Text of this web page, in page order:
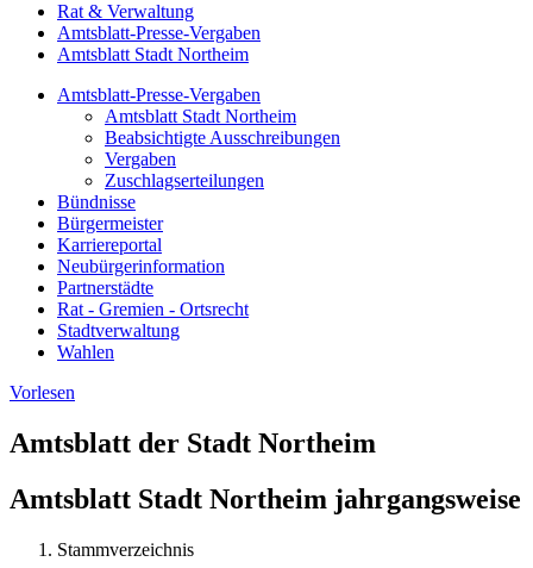
Rat & Verwaltung
Amtsblatt-Presse-Vergaben
Amtsblatt Stadt Northeim
Amtsblatt-Presse-Vergaben
Amtsblatt Stadt Northeim
Beabsichtigte Ausschreibungen
Vergaben
Zuschlagserteilungen
Bündnisse
Bürgermeister
Karriereportal
Neubürgerinformation
Partnerstädte
Rat - Gremien - Ortsrecht
Stadtverwaltung
Wahlen
Vorlesen
Amtsblatt der Stadt Northeim
Amtsblatt Stadt Northeim jahrgangsweise
Stammverzeichnis